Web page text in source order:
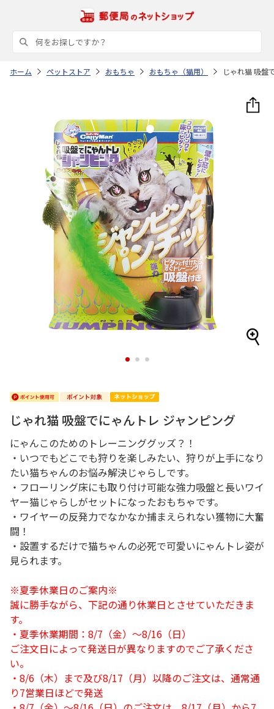
ホーム ペットストア おもちゃ おもちゃ（猫用） じゃれ猫 吸盤
1 2 3
じゃれ猫 吸盤でにゃんトレ ジャンピング
にゃんこのためのトレーニンググッズ？！
・いつでもどこでも狩りを楽しみたい、狩りが上手になり
たい猫ちゃんのお悩み解決じゃらしです。
・フローリング床にも取り付け可能な強力吸盤と長いワイ
ヤー猫じゃらしがセットになったおもちゃです。
・ワイヤーの反発力でなかなか捕まえられない獲物に大奮
闘！
・設置するだけで猫ちゃんの必死で可愛いにゃんトレ姿が
見られます。
※夏季休業日のご案内※
誠に勝手ながら、下記の通り休業日とさせていただきま
す。
・夏季休業期間：8/7（金）～8/16（日）
ご注文日によって発送日が異なりますのでご了承くださ
い。
・8/6（木）まで及び8/17（月）以降のご注文は、通常通
り7営業日ほどで発送